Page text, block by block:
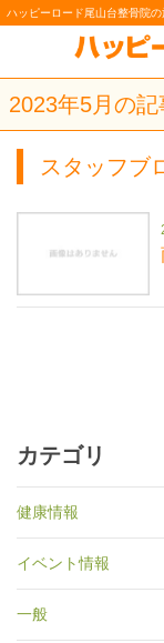
ハッピーロード尾山台整骨院
2023年5月の
スタッフブ
カテゴリ
健康情報
イベント情報
一般